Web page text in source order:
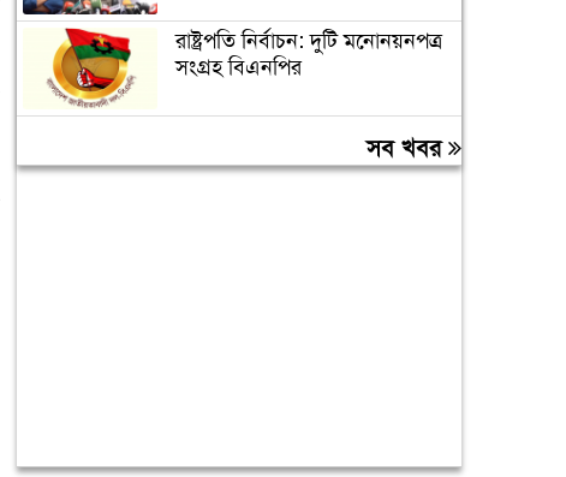
রাষ্ট্রপতি নির্বাচন: দুটি মনোনয়নপত্র
সংগ্রহ বিএনপির
জীবননগরে বিএসএফ’র পুশইনের
চেষ্টা প্রতিহত করল বিজিবিসব খবর